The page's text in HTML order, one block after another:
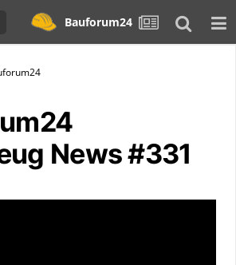
Bauforum24
News #331